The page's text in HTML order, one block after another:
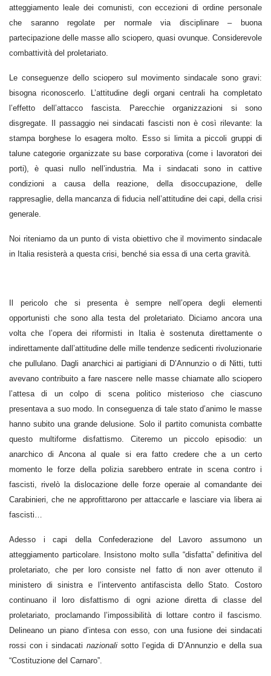
atteggiamento leale dei comunisti, con eccezioni di ordine personale
che saranno regolate per normale via disciplinare – buona
partecipazione delle masse allo sciopero, quasi ovunque. Considerevole
combattività del proletariato.
Le conseguenze dello sciopero sul movimento sindacale sono gravi:
bisogna riconoscerlo. L’attitudine degli organi centrali ha completato
l’effetto dell’attacco fascista. Parecchie organizzazioni si sono
disgregate. Il passaggio nei sindacati fascisti non è così rilevante: la
stampa borghese lo esagera molto. Esso si limita a piccoli gruppi di
talune categorie organizzate su base corporativa (come i lavoratori dei
porti), è quasi nullo nell’industria. Ma i sindacati sono in cattive
condizioni a causa della reazione, della disoccupazione, delle
rappresaglie, della mancanza di fiducia nell’attitudine dei capi, della crisi
generale.
Noi riteniamo da un punto di vista obiettivo che il movimento sindacale
in Italia resisterà a questa crisi, benché sia essa di una certa gravità.
Il pericolo che si presenta è sempre nell’opera degli elementi
opportunisti che sono alla testa del proletariato. Diciamo ancora una
volta che l’opera dei riformisti in Italia è sostenuta direttamente o
indirettamente dall’attitudine delle mille tendenze sedicenti rivoluzionarie
che pullulano. Dagli anarchici ai partigiani di D’Annunzio o di Nitti, tutti
avevano contribuito a fare nascere nelle masse chiamate allo sciopero
l’attesa di un colpo di scena politico misterioso che ciascuno
presentava a suo modo. In conseguenza di tale stato d’animo le masse
hanno subito una grande delusione. Solo il partito comunista combatte
questo multiforme disfattismo. Citeremo un piccolo episodio: un
anarchico di Ancona al quale si era fatto credere che a un certo
momento le forze della polizia sarebbero entrate in scena contro i
fascisti, rivelò la dislocazione delle forze operaie al comandante dei
Carabinieri, che ne approfittarono per attaccarle e lasciare via libera ai
fascisti…
Adesso i capi della Confederazione del Lavoro assumono un
atteggiamento particolare. Insistono molto sulla “disfatta” definitiva del
proletariato, che per loro consiste nel fatto di non aver ottenuto il
ministero di sinistra e l’intervento antifascista dello Stato. Costoro
continuano il loro disfattismo di ogni azione diretta di classe del
proletariato, proclamando l’impossibilità di lottare contro il fascismo.
Delineano un piano d’intesa con esso, con una fusione dei sindacati
rossi con i sindacati nazionali sotto l’egida di D’Annunzio e della sua
“Costituzione del Carnaro”.